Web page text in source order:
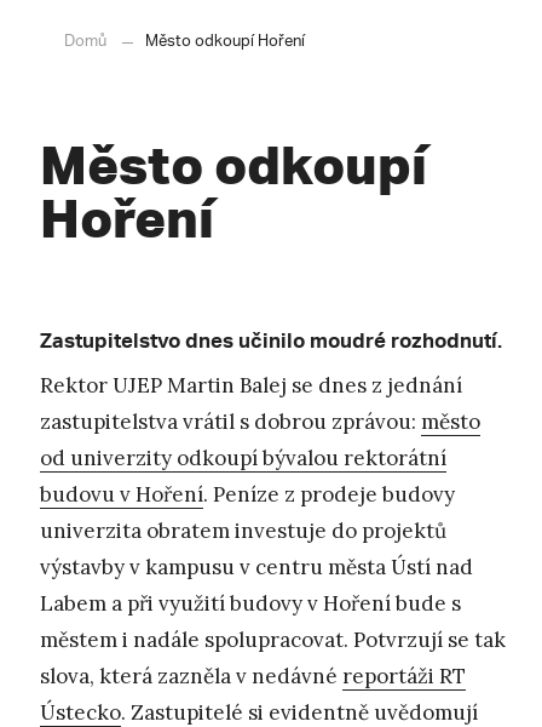
Domů Město odkoupí Hoření
Město odkoupí
Hoření
Zastupitelstvo dnes učinilo moudré rozhodnutí.
Rektor UJEP Martin Balej se dnes z jednání
zastupitelstva vrátil s dobrou zprávou: město
od univerzity odkoupí bývalou rektorátní
budovu v Hoření. Peníze z prodeje budovy
univerzita obratem investuje do projektů
výstavby v kampusu v centru města Ústí nad
Labem a při využití budovy v Hoření bude s
městem i nadále spolupracovat. Potvrzují se tak
slova, která zazněla v nedávné reportáži RT
Ústecko. Zastupitelé si evidentně uvědomují